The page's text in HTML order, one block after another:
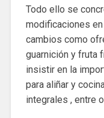
Todo ello se
modificaciones
cambios como
guarnición y fruta
insistir en la
para aliñar y
integrales , entre